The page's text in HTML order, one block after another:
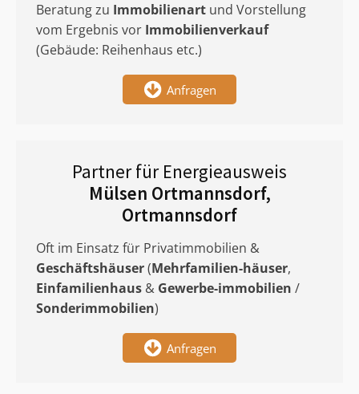
Beratung zu Immobilienart und Vorstellung
vom Ergebnis vor Immobilienverkauf
(Gebäude: Reihenhaus etc.)
Anfragen
Partner für Energieausweis
Mülsen Ortmannsdorf,
Ortmannsdorf
Oft im Einsatz für Privatimmobilien &
Geschäftshäuser(Mehrfamilien-häuser,
Einfamilienhaus & Gewerbe-immobilien /
Sonderimmobilien)
Anfragen